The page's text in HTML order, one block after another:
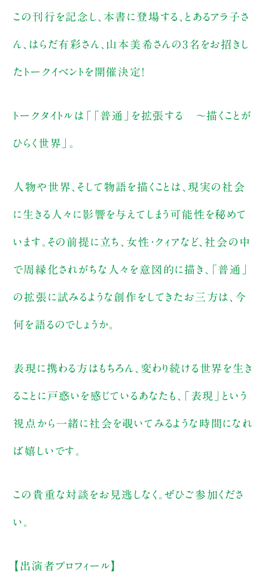
この刊行を記念し、本書に登場する、とあるアラ子さ
ん、はらだ有彩さん、山本美希さんの3名をお招きし
たトークイベントを開催決定！
トークタイトルは「「普通」を拡張する 〜描くことが
ひらく世界」。
人物や世界、そして物語を描くことは、現実の社会
に生きる人々に影響を与えてしまう可能性を秘めて
います。その前提に立ち、女性・クィアなど、社会の中
で周縁化されがちな人々を意図的に描き、「普通」
の拡張に試みるような創作をしてきたお三方は、今
何を語るのでしょうか。
表現に携わる方はもちろん、変わり続ける世界を生き
ることに戸惑いを感じているあなたも、「表現」という
視点から一緒に社会を覗いてみるような時間になれ
ば嬉しいです。
この貴重な対談をお見逃しなく。ぜひご参加くださ
い。
【出演者プロフィール】